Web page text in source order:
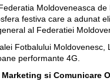
Moldoveneasca
festiva care a adunat
al Federatiei
Fotbalului
performante 4G.
si Comunicare